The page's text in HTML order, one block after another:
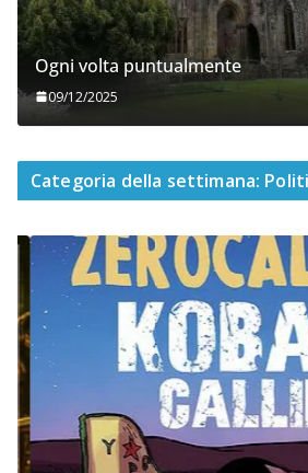
Ogni volta puntualmente
09/12/2025
Categoria della settimana: